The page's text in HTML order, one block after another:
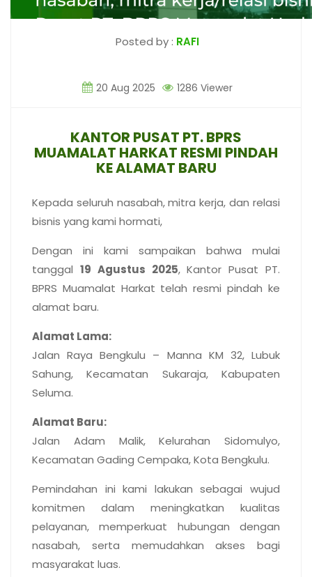
Posted by : RAFI
20 Aug 2025 1286 Viewer
KANTOR PUSAT PT. BPRS
MUAMALAT HARKAT RESMI PINDAH
KE ALAMAT BARU
Kepada seluruh nasabah, mitra kerja, dan relasi
bisnis yang kami hormati,
Dengan ini kami sampaikan bahwa mulai
tanggal 19 Agustus 2025, Kantor Pusat PT.
BPRS Muamalat Harkat telah resmi pindah ke
alamat baru.
Alamat Lama:
Jalan Raya Bengkulu – Manna KM 32, Lubuk
Sahung, Kecamatan Sukaraja, Kabupaten
Seluma.
Alamat Baru:
Jalan Adam Malik, Kelurahan Sidomulyo,
Kecamatan Gading Cempaka, Kota Bengkulu.
Pemindahan ini kami lakukan sebagai wujud
komitmen dalam meningkatkan kualitas
pelayanan, memperkuat hubungan dengan
nasabah, serta memudahkan akses bagi
masyarakat luas.